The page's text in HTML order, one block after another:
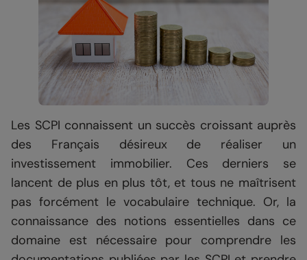
Les SCPI connaissent un succès croissant auprès
des Français désireux de réaliser un
investissement immobilier. Ces derniers se
lancent de plus en plus tôt, et tous ne maîtrisent
pas forcément le vocabulaire technique. Or, la
connaissance des notions essentielles dans ce
domaine est nécessaire pour comprendre les